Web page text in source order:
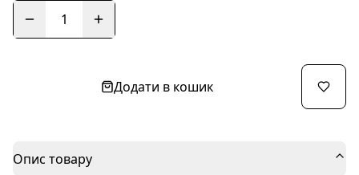
1
Додати в кошик
Опис товару